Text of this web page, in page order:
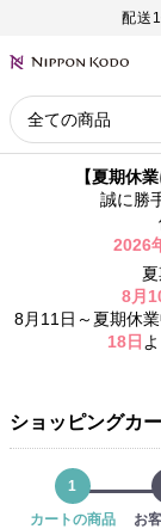
配送
【夏期休
誠に勝
2026
8月
8月11日～夏期休
18日
ショッピングカ
1
カートの商品
お